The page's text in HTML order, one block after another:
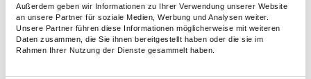
Außerdem geben wir Informationen zu Ihrer Verwendung unserer Website
an unsere Partner für soziale Medien, Werbung und Analysen weiter.
Unsere Partner führen diese Informationen möglicherweise mit weiteren
Daten zusammen, die Sie ihnen bereitgestellt haben oder die sie im
Rahmen Ihrer Nutzung der Dienste gesammelt haben.
pro Monat